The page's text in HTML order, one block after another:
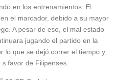
en los entrenamientos. El
el marcador, debido a su mayor
A pesar de eso, el mal estado
jugando el partido en la
lo que se dejó correr el tiempo y
favor de Filipenses.